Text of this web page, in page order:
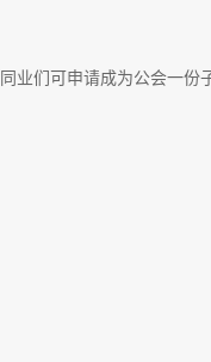
们可申请成为公会一份